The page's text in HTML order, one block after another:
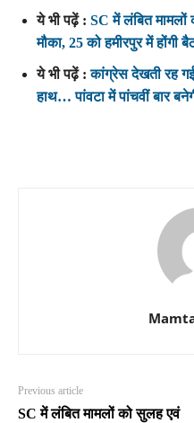
ये भी पढ़ें : SC में लंबित
मौका, 25 को हमीरपुर में होंगी
ये भी पढ़ें :कांग्रेस देखती रह
हाथ… पांवटा में पांचवीं बार
Previous article
SC में लंबित मामलों को सुलह एवं